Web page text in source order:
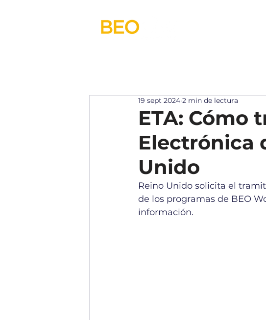
ETA: Cómo
Electrónica
Unido
19 sept 2024 2 min de lectura
Reino Unido solicita el
de los programas de BEO
información.